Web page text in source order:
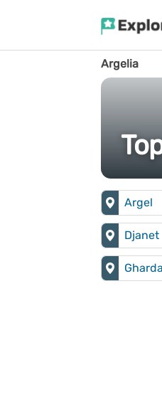
Argelia
Argel
Djanet